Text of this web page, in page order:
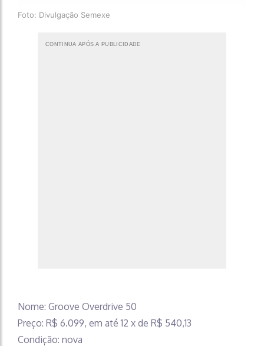
Foto: Divulgação Semexe
CONTINUA APÓS A PUBLICIDADE
Nome: Groove Overdrive 50
Preço: R$ 6.099, em até 12 x de R$ 540,13
Condição: nova